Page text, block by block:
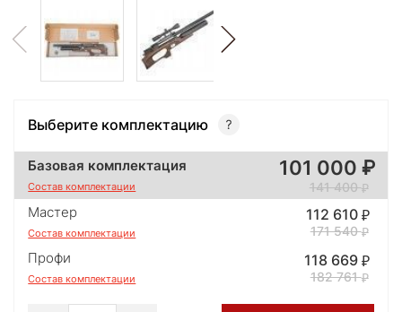
Выберите комплектацию
Базовая комплектация
Состав комплектации
101 000
141 400
Мастер
Состав комплектации
112 610
171 540
Профи
Состав комплектации
118 669
182 761